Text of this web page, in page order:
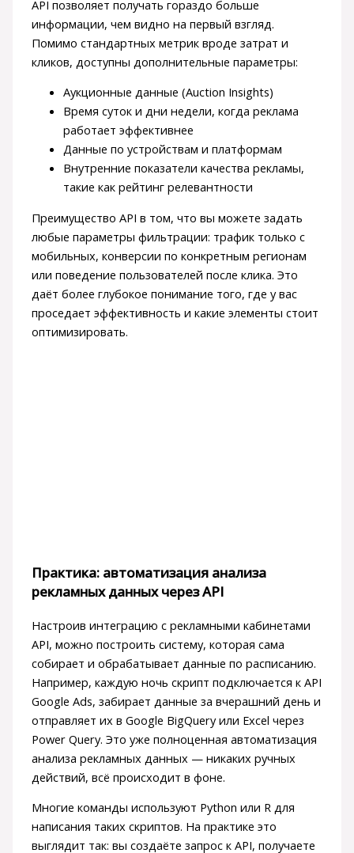
API позволяет получать гораздо больше
информации, чем видно на первый взгляд.
Помимо стандартных метрик вроде затрат и
кликов, доступны дополнительные параметры:
Аукционные данные (Auction Insights)
Время суток и дни недели, когда реклама
работает эффективнее
Данные по устройствам и платформам
Внутренние показатели качества рекламы,
такие как рейтинг релевантности
Преимущество API в том, что вы можете задать
любые параметры фильтрации: трафик только с
мобильных, конверсии по конкретным регионам
или поведение пользователей после клика. Это
даёт более глубокое понимание того, где у вас
проседает эффективность и какие элементы стоит
оптимизировать.
Практика: автоматизация анализа
рекламных данных через API
Настроив интеграцию с рекламными кабинетами
API, можно построить систему, которая сама
собирает и обрабатывает данные по расписанию.
Например, каждую ночь скрипт подключается к API
Google Ads, забирает данные за вчерашний день и
отправляет их в Google BigQuery или Excel через
Power Query. Это уже полноценная автоматизация
анализа рекламных данных — никаких ручных
действий, всё происходит в фоне.
Многие команды используют Python или R для
написания таких скриптов. На практике это
выглядит так: вы создаёте запрос к API, получаете